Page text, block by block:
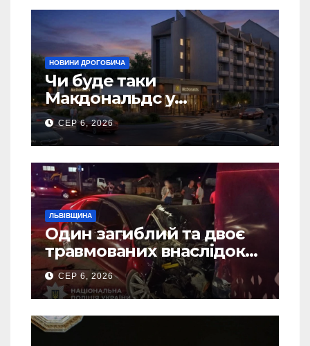
НОВИНИ ДРОГОБИЧА
Чи буде таки
Макдональдс у
Дрогобичі? (Фото)
СЕР 6, 2026
ЛЬВІВЩИНА
Один загиблий та двоє
травмованих внаслідок
ДТП на Самбірщині
СЕР 6, 2026